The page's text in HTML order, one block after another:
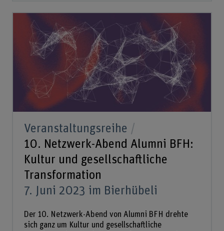
Veranstaltungsreihe
10. Netzwerk-Abend Alumni BFH:
Kultur und gesellschaftliche
Transformation
7. Juni 2023 im Bierhübeli
Der 10. Netzwerk-Abend von Alumni BFH drehte
sich ganz um Kultur und gesellschaftliche